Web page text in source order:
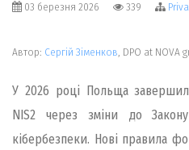
03 березня 2026 339
Автор: Сергій Зіменков , DPO at NOVA
У 2026 році Польща
NIS2 через зміни до
кібербезпеки. Нові правила